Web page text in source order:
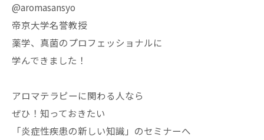
@aromasansyo
帝京大学名誉教授
薬学、真菌のプロフェッショナルに
学んできました！
アロマテラピーに関わる人なら
ぜひ！知っておきたい
「炎症性疾患の新しい知識」のセミナーへ